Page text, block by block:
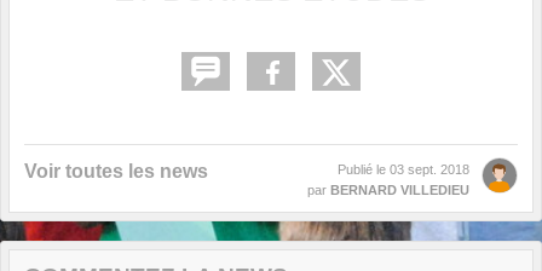
Voir toutes les news Publié le 03 sept. 2018
par BERNARD VILLEDIEU